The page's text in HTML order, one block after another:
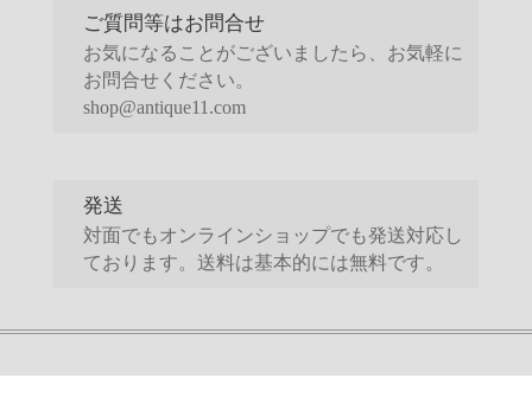
ご質問等はお問合せ
お気になることがございましたら、お気軽に
お問合せください。
shop@antique11.com
発送
対面でもオンラインショップでも発送対応し
ております。送料は基本的には無料です。